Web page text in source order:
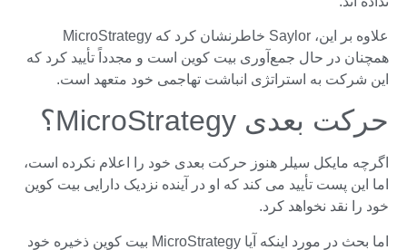
علاوه بر این، Saylor خاطرنشان کرد که MicroStrategy
همچنان در حال جمع‌آوری بیت کوین است و مجدداً تأیید کرد که
این شرکت به استراتژی انباشت تهاجمی خود متعهد است.
حرکت بعدی MicroStrategy؟
اگرچه مایکل سیلر هنوز حرکت بعدی خود را اعلام نکرده است،
اما این پست تأیید می کند که او در آینده نزدیک دارایی بیت کوین
خود را نقد نخواهد کرد.
اما بحث در مورد اینکه آیا MicroStrategy بیت کوین ذخیره خود